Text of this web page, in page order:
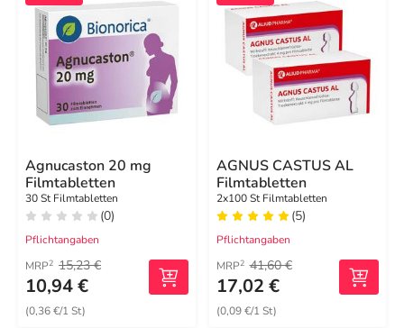
Agnucaston 20 mg
Filmtabletten
30 St Filmtabletten
(0)
Pflichtangaben
MRP2 15,23 €
10,94 €
(0,36 €/1 St)
AGNUS CASTUS AL
Filmtabletten
2x100 St Filmtabletten
(5)
Pflichtangaben
MRP2 41,60 €
17,02 €
(0,09 €/1 St)